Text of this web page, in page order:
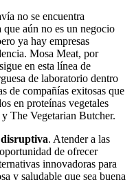
no se encuentra
aún no es un negocio
ya hay empresas
Mosa Meat, por
en esta línea de
de laboratorio dentro
de compañías exitosas que
en proteínas vegetales
The Vegetarian Butcher.
. Atender a las
de ofrecer
innovadoras para
y saludable que sea buena